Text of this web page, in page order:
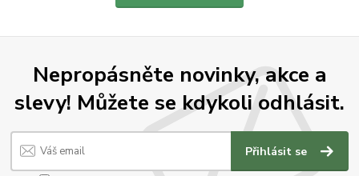
Nepropásněte novinky, akce a
slevy! Můžete se kdykoli odhlásit.
Přihlásit se